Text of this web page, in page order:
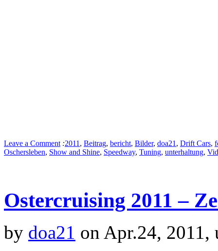
Leave a Comment :2011 , Beitrag, bericht, Bilder, doa21 , Drift Cars,
Oschersleben, Show and Shine, Speedway, Tuning, unterhaltung,
Ostercruising 2011 –
by doa21 on Apr.24, 2011,